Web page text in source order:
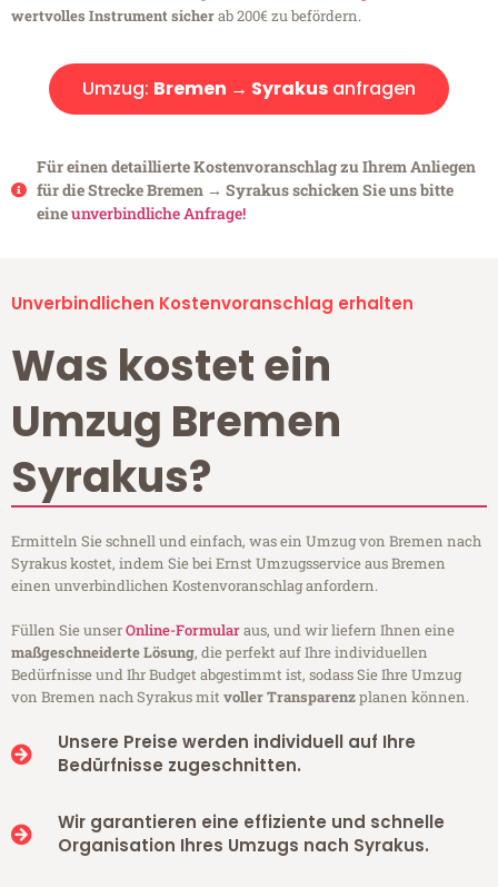
wertvolles Instrument sicherab 200€ zu befördern.
Umzug: Bremen → Syrakus anfragen
Für einen detaillierte Kostenvoranschlag zu Ihrem Anliegen
für die Strecke Bremen → Syrakus schicken Sie uns bitte
eineunverbindliche Anfrage!
Unverbindlichen Kostenvoranschlag erhalten
Was kostet ein
Umzug Bremen
Syrakus?
Ermitteln Sie schnell und einfach, was ein Umzug von Bremen nach
Syrakus kostet, indem Sie bei Ernst Umzugsservice aus Bremen
einen unverbindlichen Kostenvoranschlag anfordern.
Füllen Sie unserOnline-Formularaus, und wir liefern Ihnen eine
maßgeschneiderte Lösung, die perfekt auf Ihre individuellen
Bedürfnisse und Ihr Budget abgestimmt ist, sodass Sie Ihre Umzug
von Bremen nach Syrakus mitvoller Transparenzplanen können.
Unsere Preise werden individuell auf Ihre
Bedürfnisse zugeschnitten.
Wir garantieren eine effiziente und schnelle
Organisation Ihres Umzugs nach Syrakus.